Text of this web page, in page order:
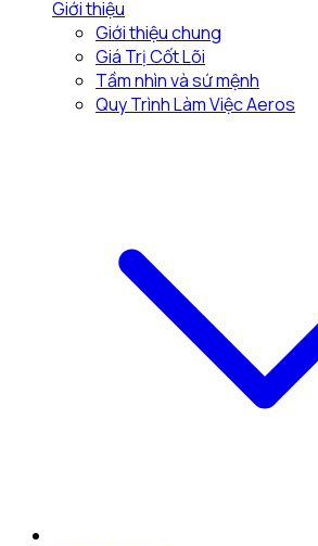
Giới thiệu
Giới thiệu chung
Giá Trị Cốt Lõi
Tầm nhìn và sứ mệnh
Quy Trình Làm Việc Aeros